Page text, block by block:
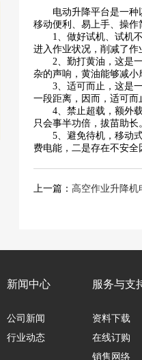
电动升降平台是一
移动便利、易上手、操
1、做好试机、试机
进入作业状况，削减了
2、勤打黄油，这是
杂的声响，黄油能够减
3、适可而止，这是
一段距离，因而，适可
4、禁止超载，额外
只会事半功倍，拔苗助长
5、避免待机，移动
费电能，二是存在不安
上一篇： 高空作业升降机
新闻中心
公司新闻
行业动态
服务与支
资料下载
在线订购
销售网络